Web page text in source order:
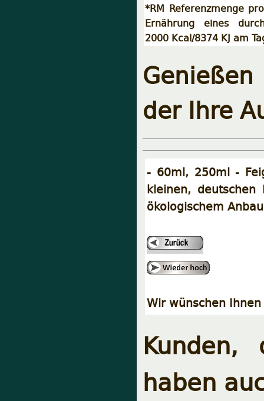
*RM Referenzmenge
Ernährung eines
2000 Kcal/8374 KJ am
der Ihre
- 60ml, 250ml -
kleinen,
ökologischem
Wir wünschen
haben